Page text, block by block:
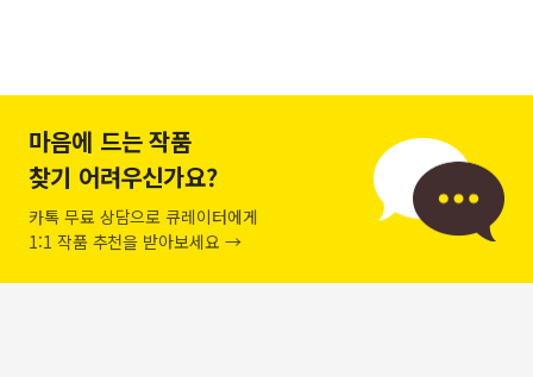
마음에 드는 작품
찾기 어려우신가요?
카톡 무료 상담으로 큐레이터에게
1:1 작품 추천을 받아보세요 →